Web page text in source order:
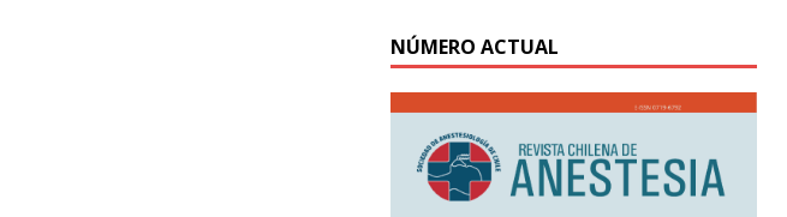
NÚMERO ACTUAL